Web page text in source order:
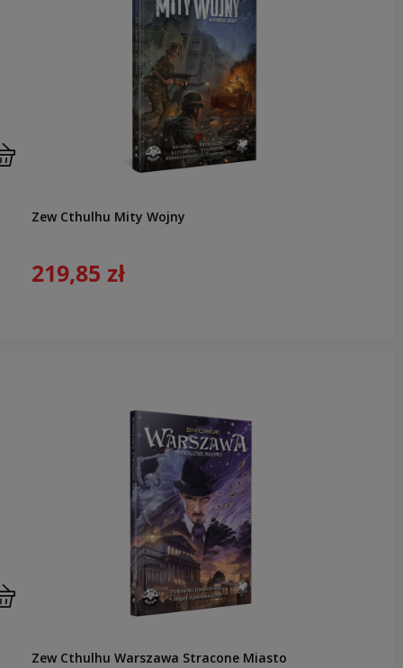
Zew Cthulhu Mity Wojny
219,85 zł
Zew Cthulhu Warszawa Stracone Miasto